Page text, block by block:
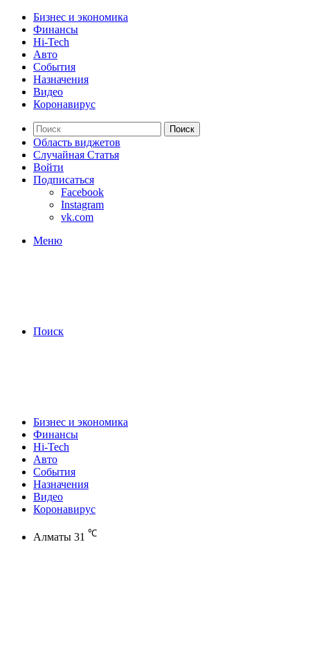
Бизнес и экономика
Финансы
Hi-Tech
Авто
События
Назначения
Видео
Коронавирус
Поиск
Область виджетов
Случайная Статья
Войти
Подписаться
Facebook
Instagram
vk.com
Меню
Поиск
Бизнес и экономика
Финансы
Hi-Tech
Авто
События
Назначения
Видео
Коронавирус
Алматы 31 ℃